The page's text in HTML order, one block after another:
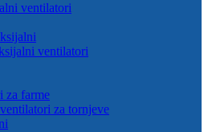
ventilatori
ventilatori
za farme
za tornjeve